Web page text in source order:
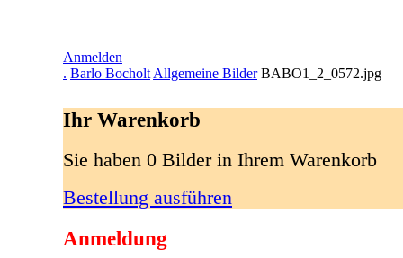
Anmelden
. Barlo Bocholt Allgemeine Bilder BABO1_2_0572.jpg
Ihr Warenkorb
Sie haben 0 Bilder in Ihrem Warenkorb
Bestellung ausführen
Anmeldung